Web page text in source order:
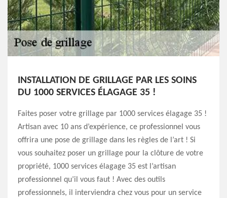
INSTALLATION DE GRILLAGE PAR LES SOINS
DU 1000 SERVICES ÉLAGAGE 35 !
Faites poser votre grillage par 1000 services élagage 35 !
Artisan avec 10 ans d’expérience, ce professionnel vous
offrira une pose de grillage dans les règles de l’art ! Si
vous souhaitez poser un grillage pour la clôture de votre
propriété, 1000 services élagage 35 est l’artisan
professionnel qu’il vous faut ! Avec des outils
professionnels, il interviendra chez vous pour un service